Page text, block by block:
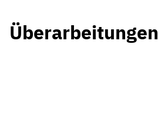
Überarbeitungen